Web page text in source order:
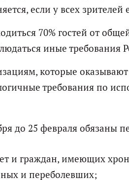
если у всех
70% гостей от
иные требования
которые оказывают
требования по
до 25 февраля обязаны
и граждан, имеющих
и переболевших;